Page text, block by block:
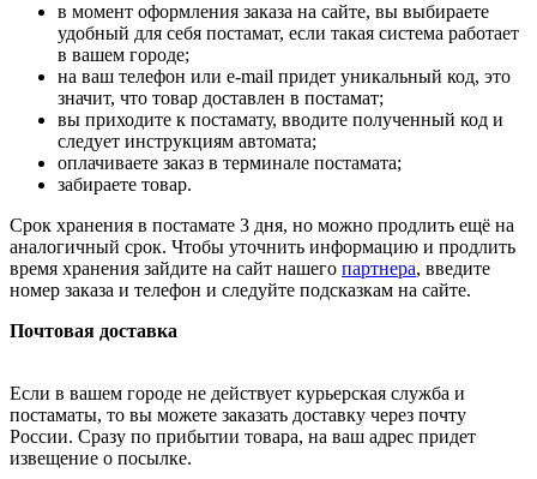
в момент оформления заказа на сайте, вы выбираете
удобный для себя постамат, если такая система работает
в вашем городе;
на ваш телефон или e-mail придет уникальный код, это
значит, что товар доставлен в постамат;
вы приходите к постамату, вводите полученный код и
следует инструкциям автомата;
оплачиваете заказ в терминале постамата;
забираете товар.
Срок хранения в постамате 3 дня, но можно продлить ещё на
аналогичный срок. Чтобы уточнить информацию и продлить
время хранения зайдите на сайт нашего партнера, введите
номер заказа и телефон и следуйте подсказкам на сайте.
Почтовая доставка
Если в вашем городе не действует курьерская служба и
постаматы, то вы можете заказать доставку через почту
России. Сразу по прибытии товара, на ваш адрес придет
извещение о посылке.